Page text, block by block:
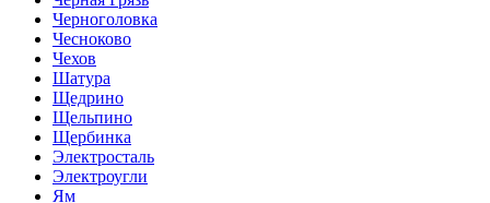
Черноголовка
Чесноково
Чехов
Шатура
Щедрино
Щельпино
Щербинка
Электросталь
Электроугли
Ям